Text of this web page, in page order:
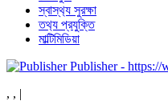
স্বাস্থ‍্য সুরক্ষা
তথ‍্য প্রযুক্তি
মাল্টিমিডিয়া
Publisher - https://
, , |